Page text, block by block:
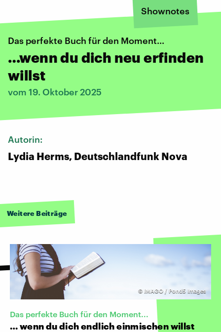
Shownotes
Das perfekte Buch für den Moment...
…wenn du dich neu erfinden
willst
vom 19. Oktober 2025
Autorin:
Lydia Herms, Deutschlandfunk Nova
Weitere Beiträge
© IMAGO / Pond5 Images
Das perfekte Buch für den Moment...
… wenn du dich endlich einmischen willst